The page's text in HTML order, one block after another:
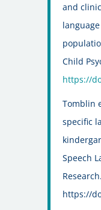
and
Child
https://
Tomblin
specific
Speech
Research.
https://